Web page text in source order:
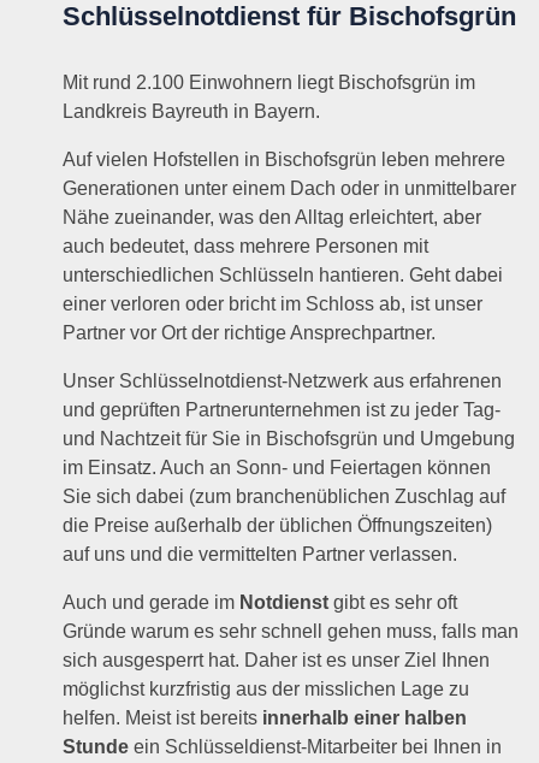
Schlüsselnotdienst für Bischofsgrün
Mit rund 2.100 Einwohnern liegt Bischofsgrün im
Landkreis Bayreuth in Bayern.
Auf vielen Hofstellen in Bischofsgrün leben mehrere
Generationen unter einem Dach oder in unmittelbarer
Nähe zueinander, was den Alltag erleichtert, aber
auch bedeutet, dass mehrere Personen mit
unterschiedlichen Schlüsseln hantieren. Geht dabei
einer verloren oder bricht im Schloss ab, ist unser
Partner vor Ort der richtige Ansprechpartner.
Unser Schlüsselnotdienst-Netzwerk aus erfahrenen
und geprüften Partnerunternehmen ist zu jeder Tag-
und Nachtzeit für Sie in Bischofsgrün und Umgebung
im Einsatz. Auch an Sonn- und Feiertagen können
Sie sich dabei (zum branchenüblichen Zuschlag auf
die Preise außerhalb der üblichen Öffnungszeiten)
auf uns und die vermittelten Partner verlassen.
Auch und gerade im Notdienst gibt es sehr oft
Gründe warum es sehr schnell gehen muss, falls man
sich ausgesperrt hat. Daher ist es unser Ziel Ihnen
möglichst kurzfristig aus der misslichen Lage zu
helfen. Meist ist bereits innerhalb einer halben
Stunde ein Schlüsseldienst-Mitarbeiter bei Ihnen in